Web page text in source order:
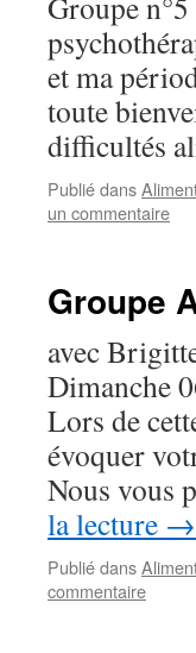
et ma
toute
difficultés
Publié dans
un commentaire
Groupe
avec
Dimanche
Lors de
évoquer
Nous vous
la lecture →
Publié dans
commentaire